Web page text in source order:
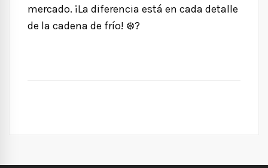
mercado. ¡La diferencia está en cada detalle
de la cadena de frío! ❄️?